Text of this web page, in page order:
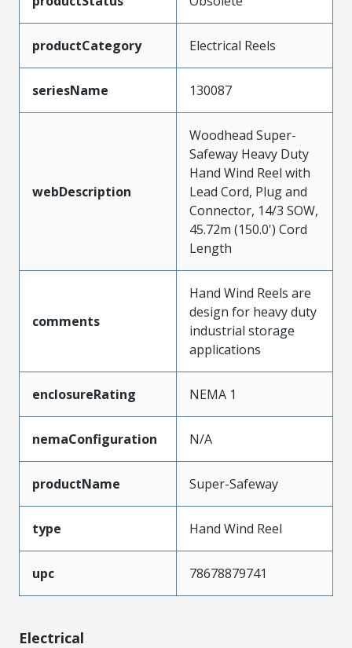
productCategory Electrical Reels
seriesName 130087
webDescription
Woodhead Super-
Safeway Heavy Duty
Hand Wind Reel with
Lead Cord, Plug and
Connector, 14/3 SOW,
45.72m (150.0') Cord
Length
comments
Hand Wind Reels are
design for heavy duty
industrial storage
applications
enclosureRating NEMA 1
nemaConfiguration N/A
productName Super-Safeway
type Hand Wind Reel
upc 78678879741
Electrical